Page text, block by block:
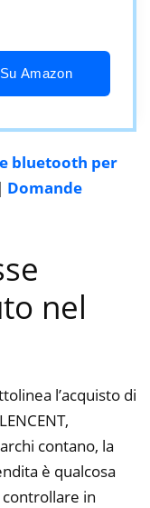
USB, Rosso
Amazon
bluetooth per
Domande
nel
l’acquisto di
contano, la
è qualcosa
in